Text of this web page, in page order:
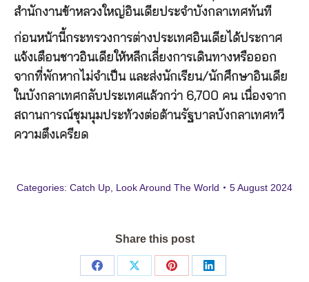
สำนักงานข้าหลวงใหญ่อินเดียประจำบังกลาเทศทันที
ก่อนหน้านี้กระทรวงการต่างประเทศอินเดียได้ประกาศ
แจ้งเตือนชาวอินเดียให้หลีกเลี่ยงการเดินทางหรือออก
จากที่พักหากไม่จำเป็น และส่งนักเรียน/นักศึกษาอินเดีย
ในบังกลาเทศกลับประเทศแล้วกว่า 6,700 คน เนื่องจาก
สถานการณ์ชุมนุมประท้วงต่อต้านรัฐบาลบังกลาเทศทวี
ความตึงเครียด
Categories: Catch Up Look Around The World 5 August 2024
Share this post
Share
Share
Share
Share